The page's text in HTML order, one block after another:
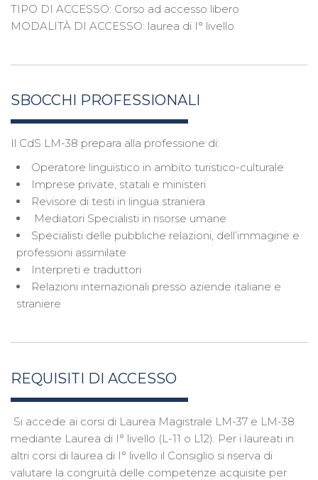
TIPO DI ACCESSO: Corso ad accesso libero
MODALITÀ DI ACCESSO: laurea di I° livello
SBOCCHI PROFESSIONALI
Il CdS LM-38 prepara alla professione di:
Operatore linguistico in ambito turistico-culturale
Imprese private, statali e ministeri
Revisore di testi in lingua straniera
Mediatori Specialisti in risorse umane
Specialisti delle pubbliche relazioni, dell’immagine e
professioni assimilate
Interpreti e traduttori
Relazioni internazionali presso aziende italiane e
straniere
REQUISITI DI ACCESSO
Si accede ai corsi di Laurea Magistrale LM-37 e LM-38
mediante Laurea di I° livello (L-11 o L12). Per i laureati in
altri corsi di laurea di I° livello il Consiglio si riserva di
valutare la congruità delle competenze acquisite per